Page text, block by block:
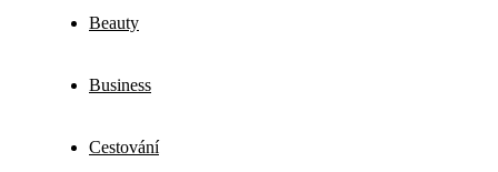
Beauty
Business
Cestování